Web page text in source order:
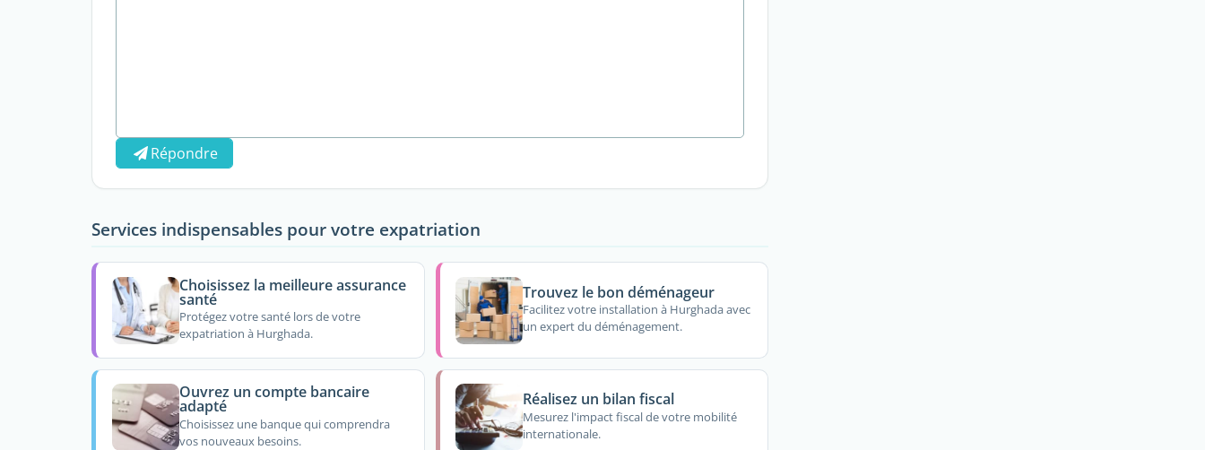
Répondre
Services indispensables pour votre expatriation
Choisissez la meilleure assurance
santé
Protégez votre santé lors de votre
expatriation à Hurghada.
Trouvez le bon déménageur
Facilitez votre installation à Hurghada avec
un expert du déménagement.
Ouvrez un compte bancaire
adapté
Choisissez une banque qui comprendra
vos nouveaux besoins.
Réalisez un bilan fiscal
Mesurez l'impact fiscal de votre mobilité
internationale.